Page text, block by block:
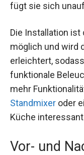
fügt sie sich
Die Installation
möglich und wird
erleichtert,
funktionale
mehr
Standmixer oder
Küche
Vor- und